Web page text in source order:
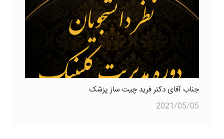
جناب آقای دکتر فرید چیت ساز پزشک
2021/05/05